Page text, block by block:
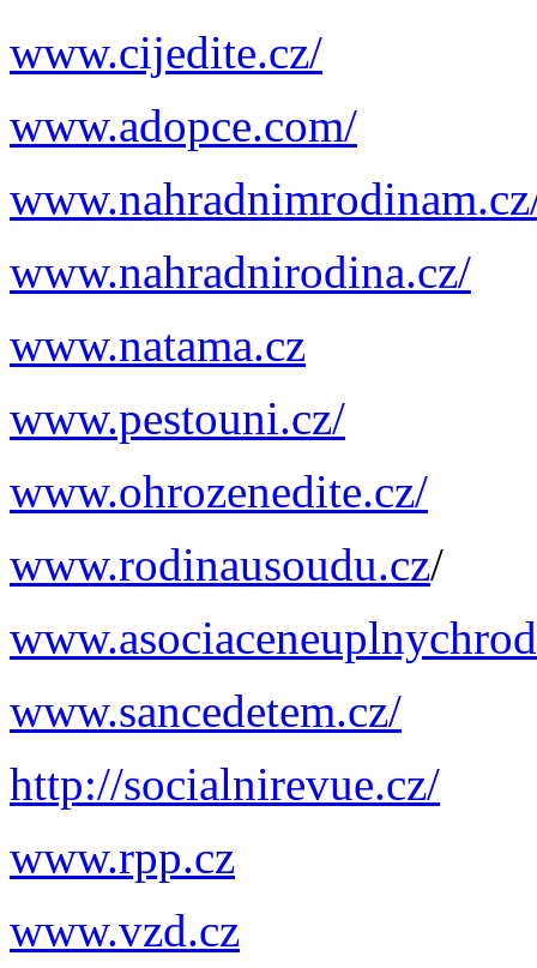
www.cijedite.cz/
www.adopce.com/
www.nahradnirodina.cz/
www.natama.cz
www.pestouni.cz/
www.ohrozenedite.cz/
www.rodinausoudu.cz/
www.sancedetem.cz/
http://socialnirevue.cz/
www.rpp.cz
www.vzd.cz